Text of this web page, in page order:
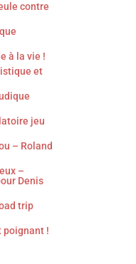
contre
à la vie !
et
jeu
– Roland
–
Denis
trip
poignant !